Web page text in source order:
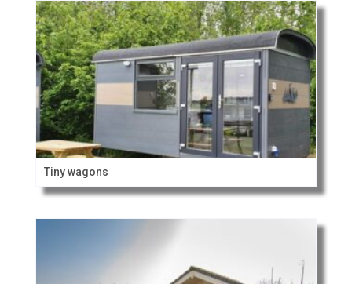
Tiny wagons